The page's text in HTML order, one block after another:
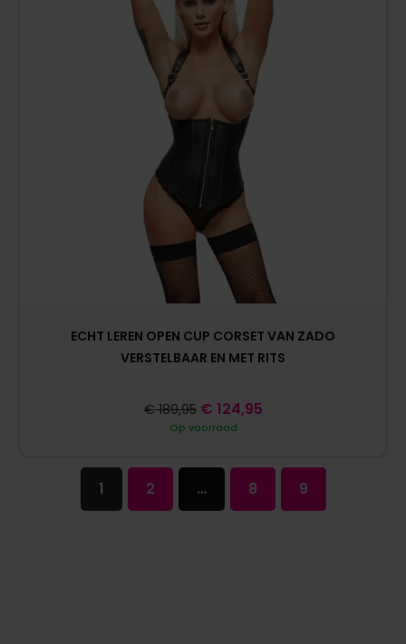
ECHT LEREN OPEN CUP CORSET VAN ZADO
VERSTELBAAR EN MET RITS
Op voorraad
€189,95 € 124,95
1 2 … 8 9